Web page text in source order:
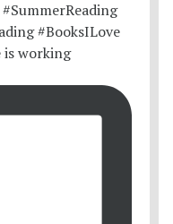
is working